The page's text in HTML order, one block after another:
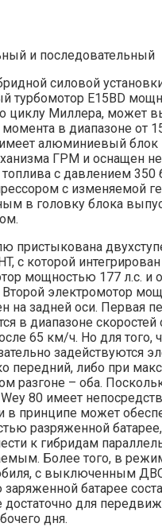
и последовательный
силовой
турбомотор E15BD
циклу Миллера, может
момента в диапазоне от
алюминиевый блок
ГРМ и оснащен
с давлением 350
с изменяемой
в головку блока
пристыкована
с которой
мощностью 177 л.с. и
Второй электромотор
на задней оси. Первая
в диапазоне
65 км/ч. Но для того,
задействуются
передний, либо при
разгоне – оба.
80 имеет
в принципе может
разряженной
к гибридам
Более того, в
с выключенным
батарее
достаточно для
дня.